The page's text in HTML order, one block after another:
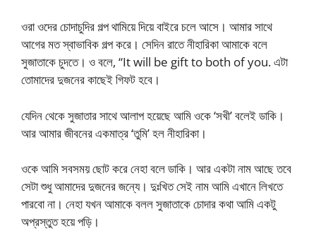
ওরা ওদের চোদাচুদির গল্প থামিয়ে দিয়ে বাইরে চলে আসে। আমার সাথে
আগের মত স্বাভাবিক গল্প করে। সেদিন রাতে নীহারিকা আমাকে বলে
সুজাতাকে চুদতে। ও বলে, “It will be gift to both of you. এটা
তোমাদের দুজনের কাছেই গিফট হবে।
যেদিন থেকে সুজাতার সাথে আলাপ হয়েছে আমি ওকে ‘সখী’ বলেই ডাকি।
আর আমার জীবনের একমাত্র ‘তুমি’ হল নীহারিকা।
ওকে আমি সবসময় ছোট করে নেহা বলে ডাকি। আর একটা নাম আছে তবে
সেটা শুধু আমাদের দুজনের জন্যে। দুঃখিত সেই নাম আমি এখানে লিখতে
পারবো না। নেহা যখন আমাকে বলল সুজাতাকে চোদার কথা আমি একটু
অপ্রস্তুত হয়ে পড়ি।